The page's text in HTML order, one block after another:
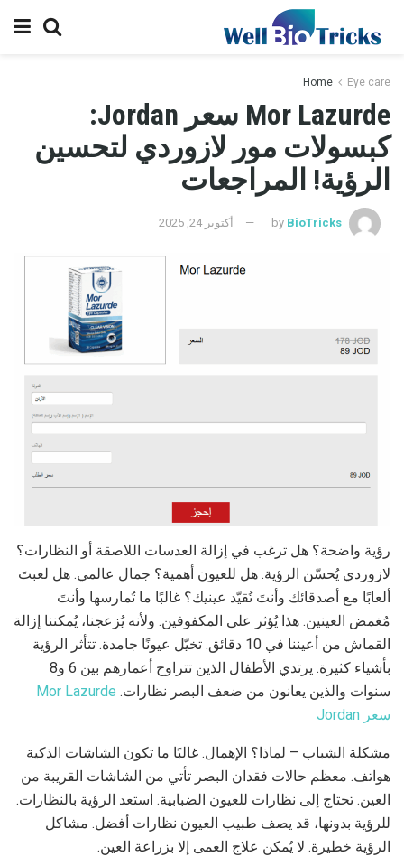
Home Eye care
Mor Lazurde سعر Jordan:
كبسولات مور لازوردي لتحسين
الرؤية! المراجعات
by BioTricks أكتوبر 24, 2025
رؤية واضحة؟ هل ترغب في إزالة العدسات اللاصقة أو النظارات؟
لازوردي يُحسّن الرؤية. هل للعيون أهمية؟ جمال عالمي. هل لعبتَ
ألعابًا مع أصدقائك وأنتَ تُقيّد عينيك؟ غالبًا ما تُمارسها وأنتَ
مُغمض العينين. هذا يُؤثر على المكفوفين. ولأنه يُزعجنا، يُمكننا إزالة
القماش من أعيننا في 10 دقائق. تخيّل عيونًا جامدة. تتأثر الرؤية
بأشياء كثيرة. يرتدي الأطفال الذين تتراوح أعمارهم بين 6 و8
سنوات والذين يعانون من ضعف البصر نظارات. Mor Lazurde
سعر Jordan
مشكلة الشباب – لماذا؟ الإهمال. غالبًا ما تكون الشاشات الذكية
هواتف. معظم حالات فقدان البصر تأتي من الشاشات القريبة من
العين. تحتاج إلى نظارات للعيون الضبابية. استعد الرؤية بالنظارات.
للرؤية بدونها، قد يصف طبيب العيون نظارات أفضل. مشاكل
الرؤية خطيرة. لا يُمكن علاج العمى إلا بزراعة العين.